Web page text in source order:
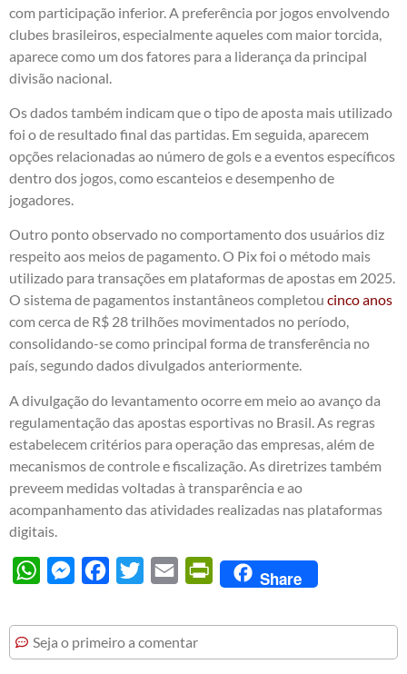
com participação inferior. A preferência por jogos envolvendo
clubes brasileiros, especialmente aqueles com maior torcida,
aparece como um dos fatores para a liderança da principal
divisão nacional.
Os dados também indicam que o tipo de aposta mais utilizado
foi o de resultado final das partidas. Em seguida, aparecem
opções relacionadas ao número de gols e a eventos específicos
dentro dos jogos, como escanteios e desempenho de
jogadores.
Outro ponto observado no comportamento dos usuários diz
respeito aos meios de pagamento. O Pix foi o método mais
utilizado para transações em plataformas de apostas em 2025.
O sistema de pagamentos instantâneos completou cinco anos
com cerca de R$ 28 trilhões movimentados no período,
consolidando-se como principal forma de transferência no
país, segundo dados divulgados anteriormente.
A divulgação do levantamento ocorre em meio ao avanço da
regulamentação das apostas esportivas no Brasil. As regras
estabelecem critérios para operação das empresas, além de
mecanismos de controle e fiscalização. As diretrizes também
preveem medidas voltadas à transparência e ao
acompanhamento das atividades realizadas nas plataformas
digitais.
WhatsAppMessengerFacebook
Twitter Email PrintFriendly
Share
Seja o primeiro a comentar